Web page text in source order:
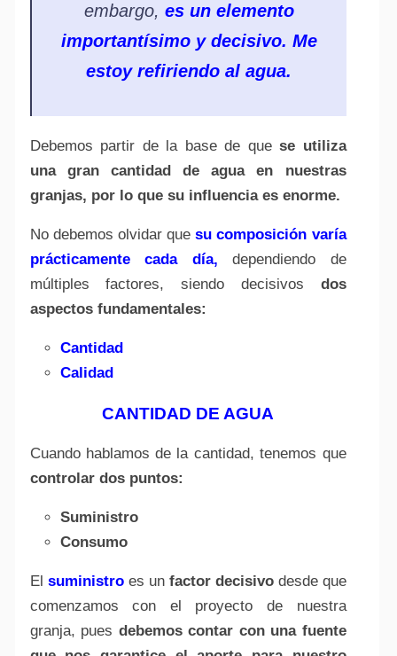
embargo, es un elemento
importantísimo y decisivo. Me
estoy refiriendo al agua.
Debemos partir de la base de que se utiliza
una gran cantidad de agua en nuestras
granjas, por lo que su influencia es enorme.
No debemos olvidar quesu composición varía
prácticamente cada día,
dependiendo de
múltiples factores, siendo decisivos dos
aspectos fundamentales:
Cantidad
Calidad
CANTIDAD DE AGUA
Cuando hablamos de la cantidad, tenemos que
controlar dos puntos:
Suministro
Consumo
El suministroes un factor decisivodesde que
comenzamos con el proyecto de nuestra
granja, pues debemos contar con una fuente